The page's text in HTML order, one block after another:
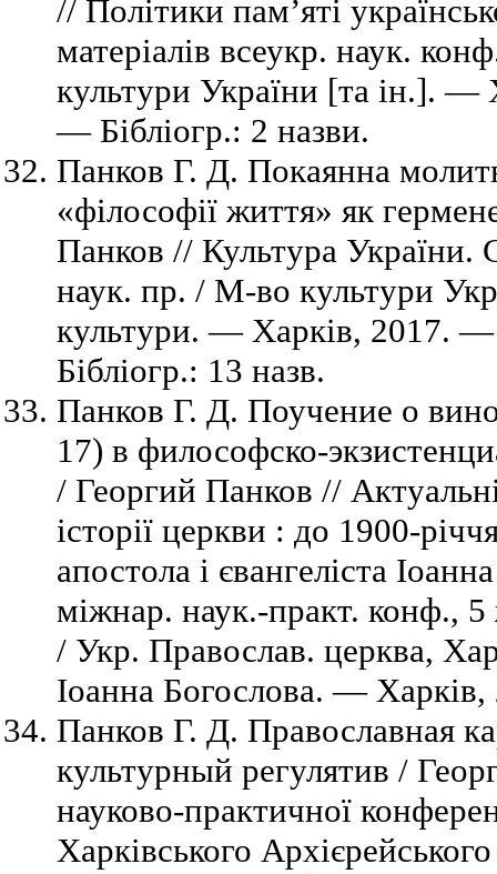
// Політики пам’яті
матеріалів всеукр. наук.
культури України [та ін.].
— Бібліогр.: 2 назви.
Панков Г. Д. Покаянна
«філософії життя» як
Панков // Культура України.
наук. пр. / М-во культури
культури. — Харків, 2017.
Бібліогр.: 13 назв.
Панков Г. Д. Поучение о
17) в философско-
/ Георгий Панков //
історії церкви : до 1900-
апостола і євангеліста
міжнар. наук.-практ. конф.,
/ Укр. Православ. церква,
Іоанна Богослова. —
Панков Г. Д. Православная
культурный регулятив /
науково-практичної
Харківського